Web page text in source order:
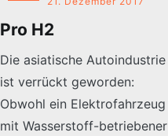
Pro H2
Die asiatische Autoindustrie
ist verrückt geworden:
Obwohl ein Elektrofahrzeug
mit Wasserstoff-betriebener